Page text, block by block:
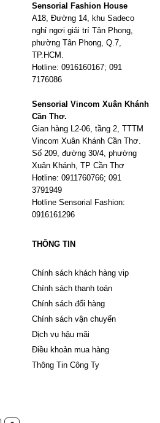
Sensorial Fashion House
A18, Đường 14, khu Sadeco
nghỉ ngơi giải trí Tân Phong,
phường Tân Phong, Q.7,
TP.HCM.
Hotline: 0916160167; 091
7176086
Sensorial Vincom Xuân Khánh
Cần Thơ.
Gian hàng L2-06, tầng 2, TTTM
Vincom Xuân Khánh Cần Thơ.
Số 209, đường 30/4, phường
Xuân Khánh, TP Cần Thơ
Hotline: 0911760766; 091
3791949
Hotline Sensorial Fashion:
0916161296
THÔNG TIN
Chính sách khách hàng vip
Chính sách thanh toán
Chính sách đổi hàng
Chính sách vận chuyển
Dịch vụ hậu mãi
Điều khoản mua hàng
Thông Tin Công Ty